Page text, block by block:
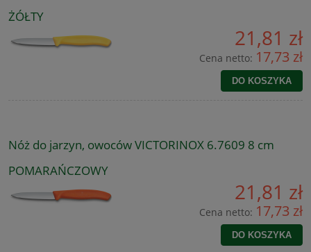
ŻÓŁTY
21,81 zł
Cena netto: 17,73 zł
DO KOSZYKA
Nóż do jarzyn, owoców VICTORINOX 6.7609 8 cm
POMARAŃCZOWY
21,81 zł
Cena netto: 17,73 zł
DO KOSZYKA